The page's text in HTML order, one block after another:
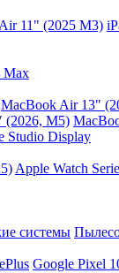
11" (2025 M3)
Max
MacBook Air 13"
(2026, M5)
Studio Display
Apple Watch
системы
Google Pixel